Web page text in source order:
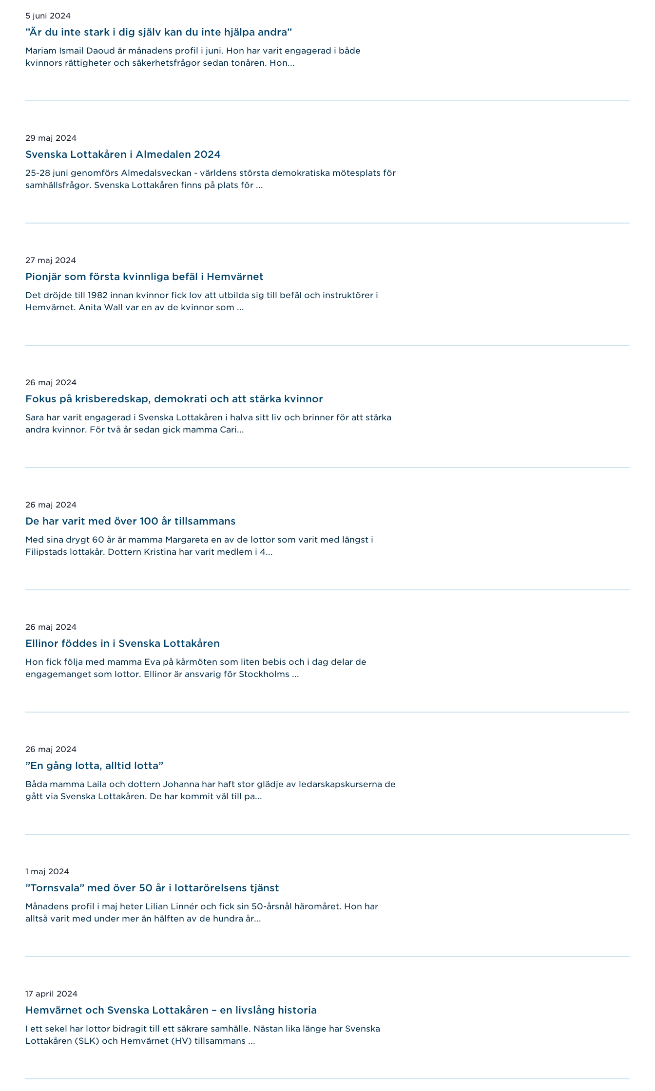
”Är du inte stark i dig själv kan du inte hjälpa andra”
Publicerad
5 juni 2024
Mariam Ismail Daoud är månadens profil i juni. Hon har varit engagerad i både
kvinnors rättigheter och säkerhetsfrågor sedan tonåren. Hon...
Svenska Lottakåren i Almedalen 2024
Publicerad
29 maj 2024
25-28 juni genomförs Almedalsveckan - världens största demokratiska mötesplats för
samhällsfrågor. Svenska Lottakåren finns på plats för ...
Pionjär som första kvinnliga befäl i Hemvärnet
Publicerad
27 maj 2024
Det dröjde till 1982 innan kvinnor fick lov att utbilda sig till befäl och instruktörer i
Hemvärnet. Anita Wall var en av de kvinnor som ...
Fokus på krisberedskap, demokrati och att stärka kvinnor
Publicerad
26 maj 2024
Sara har varit engagerad i Svenska Lottakåren i halva sitt liv och brinner för att stärka
andra kvinnor. För två år sedan gick mamma Cari...
De har varit med över 100 år tillsammans
Publicerad
26 maj 2024
Med sina drygt 60 år är mamma Margareta en av de lottor som varit med längst i
Filipstads lottakår. Dottern Kristina har varit medlem i 4...
Ellinor föddes in i Svenska Lottakåren
Publicerad
26 maj 2024
Hon fick följa med mamma Eva på kårmöten som liten bebis och i dag delar de
engagemanget som lottor. Ellinor är ansvarig för Stockholms ...
”En gång lotta, alltid lotta”
Publicerad
26 maj 2024
Båda mamma Laila och dottern Johanna har haft stor glädje av ledarskapskurserna de
gått via Svenska Lottakåren. De har kommit väl till pa...
”Tornsvala” med över 50 år i lottarörelsens tjänst
Publicerad
1 maj 2024
Månadens profil i maj heter Lilian Linnér och fick sin 50-årsnål häromåret. Hon har
alltså varit med under mer än hälften av de hundra år...
Hemvärnet och Svenska Lottakåren – en livslång historia
Publicerad
17 april 2024
I ett sekel har lottor bidragit till ett säkrare samhälle. Nästan lika länge har Svenska
Lottakåren (SLK) och Hemvärnet (HV) tillsammans ...